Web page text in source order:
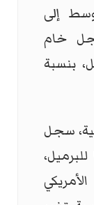
إلى
سجل خام
للبرميل، بنسبة
سجل
87.69 دولارا للبرميل،